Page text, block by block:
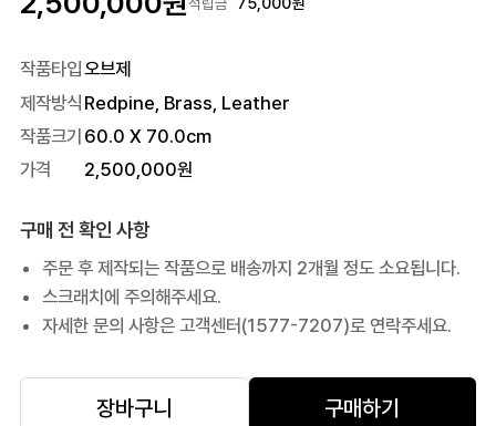
작품타입오브제
제작방식 Redpine, Brass, Leather
작품크기 60.0 X 70.0cm
가격
2,500,000원
구매 전 확인 사항
주문 후 제작되는 작품으로 배송까지 2개월 정도 소요됩니다.
스크래치에 주의해주세요.
자세한 문의 사항은 고객센터(1577-7207)로 연락주세요.
장바구니 구매하기